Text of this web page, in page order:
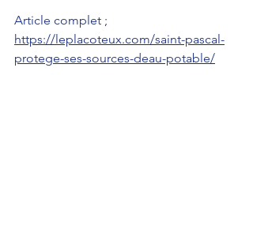
Article complet ;
https://leplacoteux.com/saint-pascal-
protege-ses-sources-deau-potable/